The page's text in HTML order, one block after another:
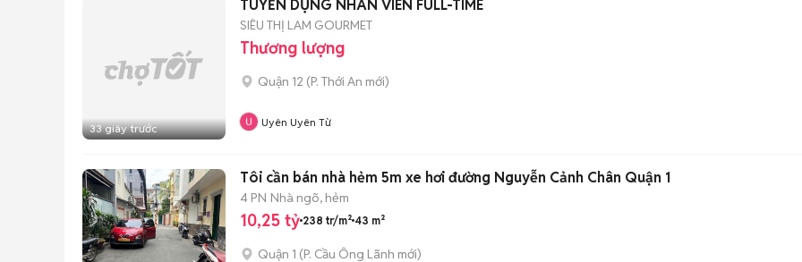
33 giây trước
TUYỂN DỤNG NHÂN VIÊN FULL-TIME
SIÊU THỊ LAM GOURMET
Thương lượng
Quận 12 (P. Thới An mới)
Uyên Uyên Từ
Tôi cần bán nhà hẻm 5m xe hơi đường Nguyễn Cảnh Chân Quận 1
4 PN Nhà ngõ, hẻm
10,25 tỷ 238 tr/m² 43 m²
Quận 1 (P. Cầu Ông Lãnh mới)